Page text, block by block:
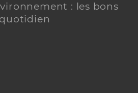
: les bons